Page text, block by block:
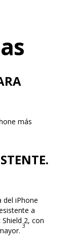
más
del iPhone
a
2, con
3